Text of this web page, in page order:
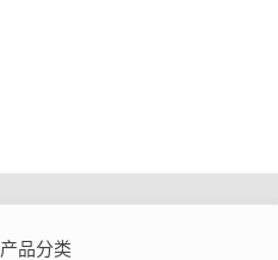
产品分类